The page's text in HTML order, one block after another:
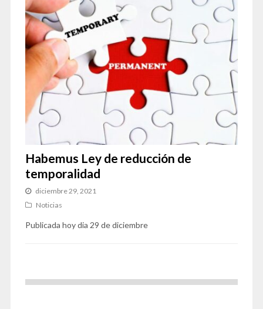
Habemus Ley de reducción de
temporalidad
diciembre 29, 2021
Noticias
Publicada hoy dia 29 de diciembre